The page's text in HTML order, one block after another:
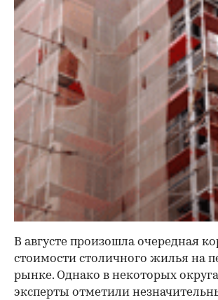
В августе произошла очередная
стоимости столичного жилья на
рынке. Однако в некоторых
эксперты отметили